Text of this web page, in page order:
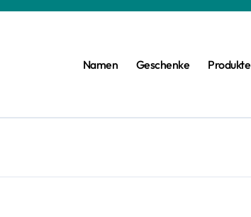
Namen Geschenke Produkte